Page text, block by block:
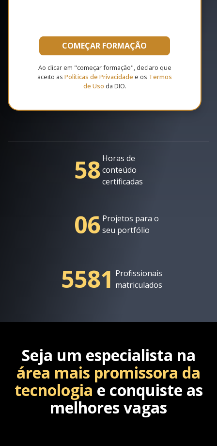
COMEÇAR FORMAÇÃO
Ao clicar em "começar formação", declaro que
aceito as Políticas de Privacidade e os Termos
de Uso da DIO.
58 Horas de
conteúdo
certificadas
06 Projetos para o
seu portfólio
5581 Profissionais
matriculados
Seja um especialista na
área mais promissora da
tecnologia e conquiste as
melhores vagas